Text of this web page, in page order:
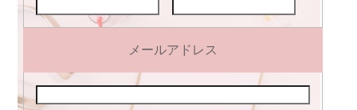
メールアドレス